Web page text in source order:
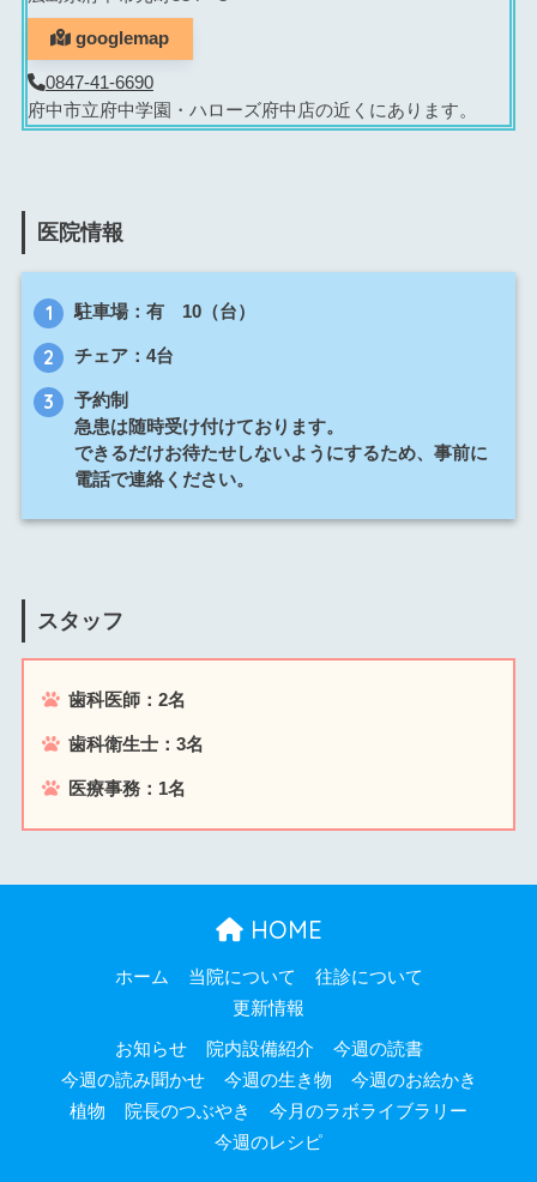
googlemap
0847-41-6690
府中市立府中学園・ハローズ府中店の近くにあります。
医院情報
駐車場：有 10（台）
チェア：4台
予約制
急患は随時受け付けております。
できるだけお待たせしないようにするため、事前に
電話で連絡ください。
スタッフ
歯科医師：2名
歯科衛生士：3名
医療事務：1名
HOME
ホーム 当院について
往診について
更新情報
お知らせ 院内設備紹介
今週の読書
今週の読み聞かせ
今週の生き物
今週のお絵かき
植物
院長のつぶやき
今月のラボライブラリー
今週のレシピ